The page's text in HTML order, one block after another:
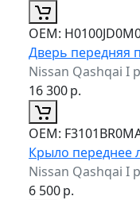
ОЕМ:
Дверь передняя
Nissan Qashqai I
16 300р.
ОЕМ:
Крыло переднее
Nissan Qashqai I
6 500р.